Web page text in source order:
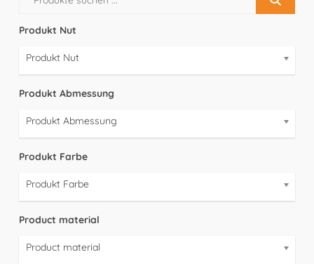
Produkt Nut
Produkt Nut
Produkt Abmessung
Produkt Abmessung
Produkt Farbe
Produkt Farbe
Product material
Product material